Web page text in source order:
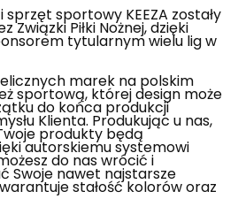
sportowy KEEZA zostały
Związki Piłki Nożnej, dzięki
tytularnym wielu lig w
marek na polskim
sportową, której design może
do końca produkcji
Klienta. Produkując u nas,
produkty będą
autorskiemu systemowi
do nas wrócić i
Swoje nawet najstarsze
stałość kolorów oraz